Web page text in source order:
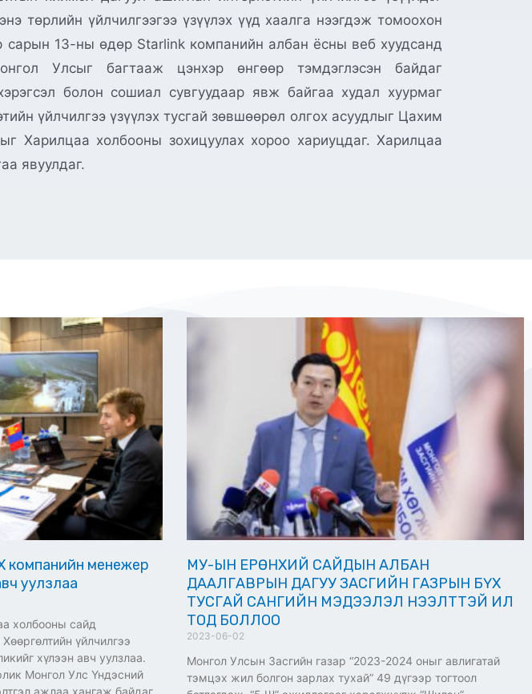
төрлийн үйлчилгээгээ үзүүлэх үүд хаалга нээгдэж томоохон
сарын 13-ны өдөр Starlink компанийн албан ёсны веб хуудсанд
Улсыг багтааж цэнхэр өнгөөр тэмдэглэсэн байдаг
болон сошиал сувгуудаар явж байгаа худал хуурмаг
үйлчилгээ үзүүлэх тусгай зөвшөөрөл олгох асуудлыг Цахим
Харилцаа холбооны зохицуулах хороо хариуцдаг. Харилцаа
явуулдаг.
компанийн менежер
уулзлаа
холбооны сайд
үйлчилгээ
хүлээн авч уулзлаа.
Монгол Улс Үндэсний
ажлаа хангаж байдаг
МУ-ЫН ЕРӨНХИЙ САЙДЫН АЛБАН
ДААЛГАВРЫН ДАГУУ ЗАСГИЙН ГАЗРЫН БҮХ
ТУСГАЙ САНГИЙН МЭДЭЭЛЭЛ НЭЭЛТТЭЙ ИЛ
ТОД БОЛЛОО
2023-06-02
Монгол Улсын Засгийн газар “2023-2024 оныг авлигатай
тэмцэх жил болгон зарлах тухай” 49 дүгээр тогтоол